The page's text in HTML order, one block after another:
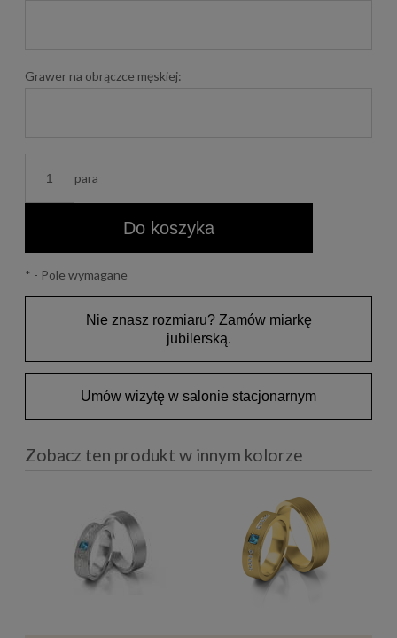
Grawer na obrączce męskiej:
para
Do koszyka
* - Pole wymagane
Nie znasz rozmiaru? Zamów miarkę
jubilerską.
Umów wizytę w salonie stacjonarnym
Zobacz ten produkt w innym kolorze